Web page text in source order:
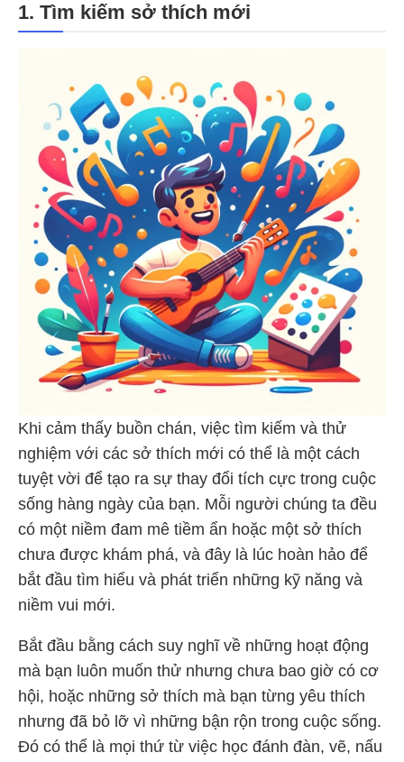
1. Tìm kiếm sở thích mới
Khi cảm thấy buồn chán, việc tìm kiếm và thử
nghiệm với các sở thích mới có thể là một cách
tuyệt vời để tạo ra sự thay đổi tích cực trong cuộc
sống hàng ngày của bạn. Mỗi người chúng ta đều
có một niềm đam mê tiềm ẩn hoặc một sở thích
chưa được khám phá, và đây là lúc hoàn hảo để
bắt đầu tìm hiểu và phát triển những kỹ năng và
niềm vui mới.
Bắt đầu bằng cách suy nghĩ về những hoạt động
mà bạn luôn muốn thử nhưng chưa bao giờ có cơ
hội, hoặc những sở thích mà bạn từng yêu thích
nhưng đã bỏ lỡ vì những bận rộn trong cuộc sống.
Đó có thể là mọi thứ từ việc học đánh đàn, vẽ, nấu